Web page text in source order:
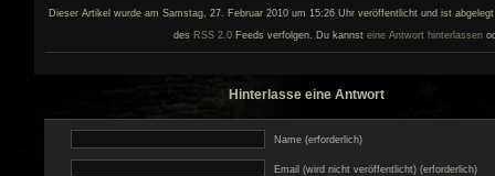
Dieser Artikel wurde am Samstag, 27. Februar 2010 um 15:26 Uhr veröffentlicht und ist
des RSS 2.0Feeds verfolgen. Du kannst eine Antwort hinterlassen
Hinterlasse eine Antwort
Name (erforderlich)
Email (wird nicht veröffentlicht) (erforderlich)